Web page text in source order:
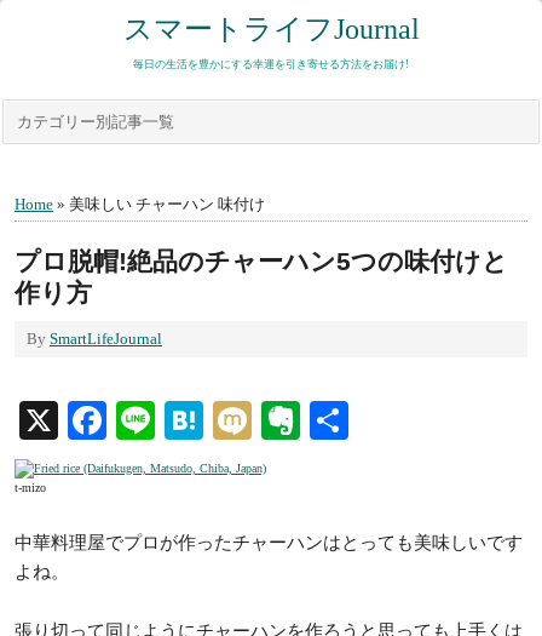
スマートライフJournal
毎日の生活を豊かにする幸運を引き寄せる方法をお届け!
カテゴリー別記事一覧
Home » 美味しい チャーハン 味付け
プロ脱帽!絶品のチャーハン5つの味付けと
作り方
By SmartLifeJournal
X Facebook
LineHatenaMixiEvernote
t-mizo
中華料理屋でプロが作ったチャーハンはとっても美味しいです
よね。
張り切って同じようにチャーハンを作ろうと思っても上手くは